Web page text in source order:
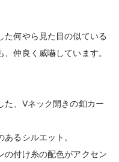
た何やら見た目の似ている
仲良く威嚇しています。
た、Vネック開きの釦カー
るシルエット。
の付け糸の配色がアクセン